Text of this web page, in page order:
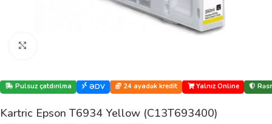
Pulsuz çatdırılma ƏDV 24 ayadək kredit Yalnız Online
Kartric Epson T6934 Yellow (C13T693400)